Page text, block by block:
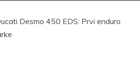
Desmo 450 EDS: Prvi enduro